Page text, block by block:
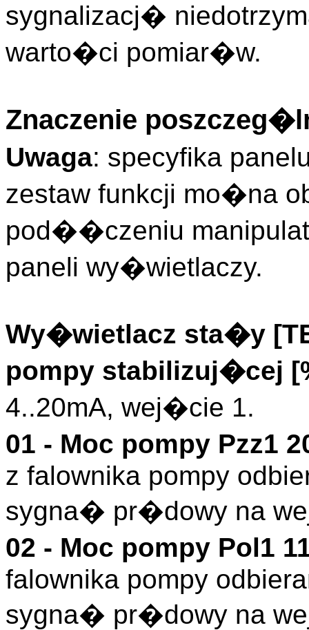
sygnalizacj�
warto�ci pomiar�w.
Znaczenie
Uwaga: specyfika
zestaw funkcji mo�na
pod��czeniu
paneli wy�wietlaczy.
Wy�wietlacz sta�y
pompy stabilizuj�cej
4..20mA, wej�cie 1.
01 - Moc pompy Pzz1
z falownika pompy
sygna� pr�dowy na
02 - Moc pompy Pol1
falownika pompy
sygna� pr�dowy na